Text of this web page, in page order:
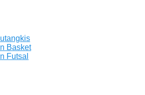
Basket
Futsal
Olahraga Yang Lengkap